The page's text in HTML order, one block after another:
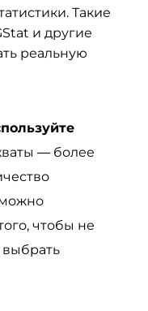
Такие
и другие
реальную
— более
чтобы не